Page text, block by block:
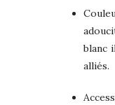
blanc
alliés.